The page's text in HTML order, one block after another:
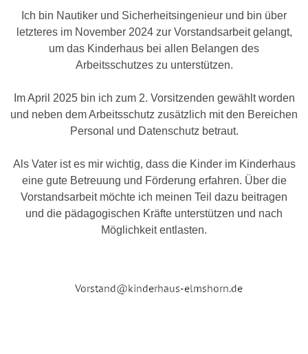
Ich bin Nautiker und Sicherheitsingenieur und bin über
letzteres im November 2024 zur Vorstandsarbeit gelangt,
um das Kinderhaus bei allen Belangen des
Arbeitsschutzes zu unterstützen.
Im April 2025 bin ich zum 2. Vorsitzenden gewählt worden
und neben dem Arbeitsschutz zusätzlich mit den Bereichen
Personal und Datenschutz betraut.
Als Vater ist es mir wichtig, dass die Kinder im Kinderhaus
eine gute Betreuung und Förderung erfahren. Über die
Vorstandsarbeit möchte ich meinen Teil dazu beitragen
und die pädagogischen Kräfte unterstützen und nach
Möglichkeit entlasten.